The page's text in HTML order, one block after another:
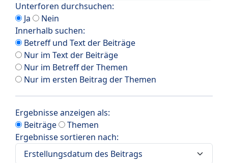
Unterforen durchsuchen:
Ja
Nein
Innerhalb suchen:
Betreff und Text der Beiträge
Nur im Text der Beiträge
Nur im Betreff der Themen
Nur im ersten Beitrag der Themen
Ergebnisse anzeigen als:
Beiträge
Themen
Ergebnisse sortieren nach: